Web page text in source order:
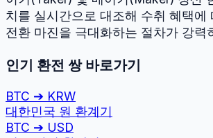
치를 실시간으로 대조해 수취 혜택에
전환 마진을 극대화하는 절차가 강력
인기 환전 쌍 바로가기
BTC ➔ KRW
대한민국 원 환계기
BTC ➔ USD